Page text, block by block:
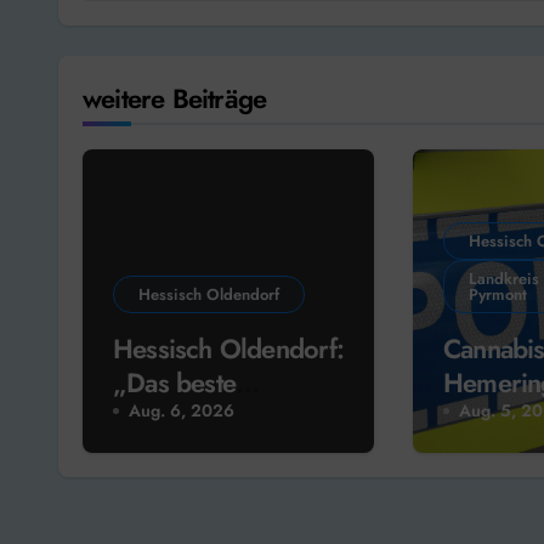
weitere Beiträge
Hessisch Oldendorf
Hessisch Oldendorf:
„Das beste
Wochenende im
Weserbergland“ –
Aug. 6, 2026
Hessisch
Landkreis
Pyrmont
Aug. 5,